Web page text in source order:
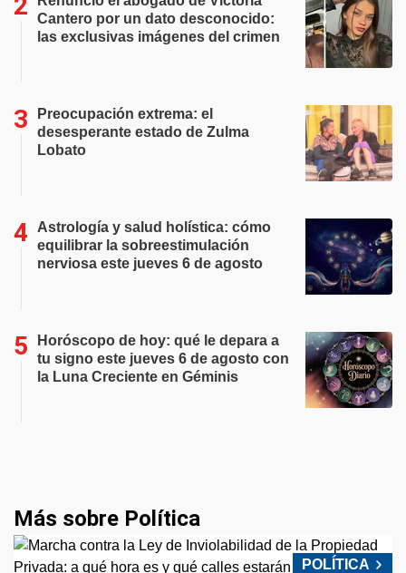
Cantero por un dato desconocido:
las exclusivas imágenes del crimen
Preocupación extrema: el
desesperante estado de Zulma
Lobato
Astrología y salud holística: cómo
equilibrar la sobreestimulación
nerviosa este jueves 6 de agosto
Horóscopo de hoy: qué le depara a
tu signo este jueves 6 de agosto con
la Luna Creciente en Géminis
Más sobre Política
POLÍTICA